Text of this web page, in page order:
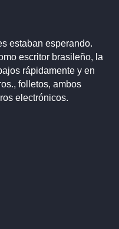
estaban esperando.
escritor brasileño, la
rápidamente y en
folletos, ambos
electrónicos.